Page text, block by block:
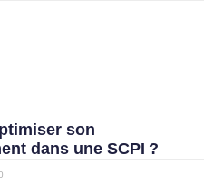
son
dans une SCPI ?